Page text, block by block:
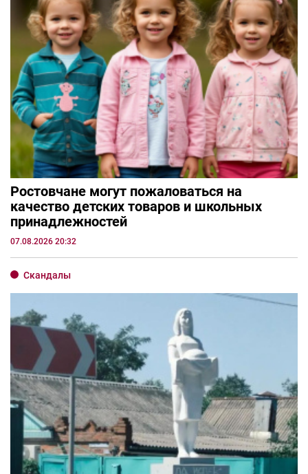
Ростовчане могут пожаловаться на
качество детских товаров и школьных
принадлежностей
07.08.2026 20:32
Скандалы